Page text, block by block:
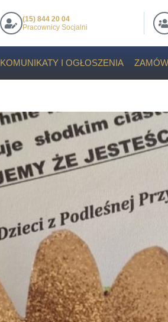
(15) 844 20 04
Pracownicy Socjalni
KOMUNIKATY I OGŁOSZENIA